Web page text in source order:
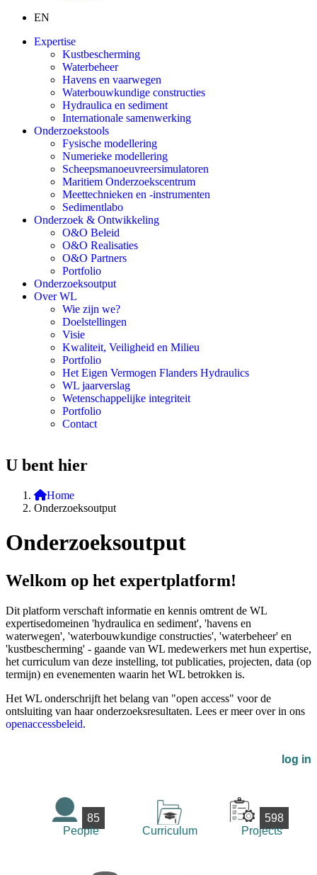
EN
Expertise
Kustbescherming
Waterbeheer
Havens en vaarwegen
Waterbouwkundige constructies
Hydraulica en sediment
Internationale samenwerking
Onderzoekstools
Fysische modellering
Numerieke modellering
Scheepsmanoeuvreersimulatoren
Maritiem Onderzoekscentrum
Meettechnieken en -instrumenten
Sedimentlabo
Onderzoek & Ontwikkeling
O&O Beleid
O&O Realisaties
O&O Partners
Portfolio
Onderzoeksoutput
Over WL
Wie zijn we?
Doelstellingen
Visie
Kwaliteit, Veiligheid en Milieu
Portfolio
Het Eigen Vermogen Flanders Hydraulics
WL jaarverslag
Wetenschappelijke integriteit
Portfolio
Contact
U bent hier
Home
Onderzoeksoutput
Onderzoeksoutput
Welkom op het expertplatform!
Dit platform verschaft informatie en kennis omtrent de WL
expertisedomeinen 'hydraulica en sediment', 'havens en
waterwegen', 'waterbouwkundige constructies', 'waterbeheer' en
'kustbescherming' - gaande van WL medewerkers met hun expertise,
het curriculum van deze instelling, tot publicaties, projecten, data (op
termijn) en evenementen waarin het WL betrokken is.
Het WL onderschrijft het belang van "open access" voor de
ontsluiting van haar onderzoeksresultaten. Lees er meer over in ons
openaccessbeleid.
log in
85
People
Curriculum
598
Projects